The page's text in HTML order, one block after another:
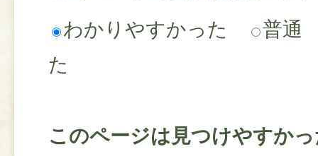
わかりやすかった
普通
た
このページは見つけやすか